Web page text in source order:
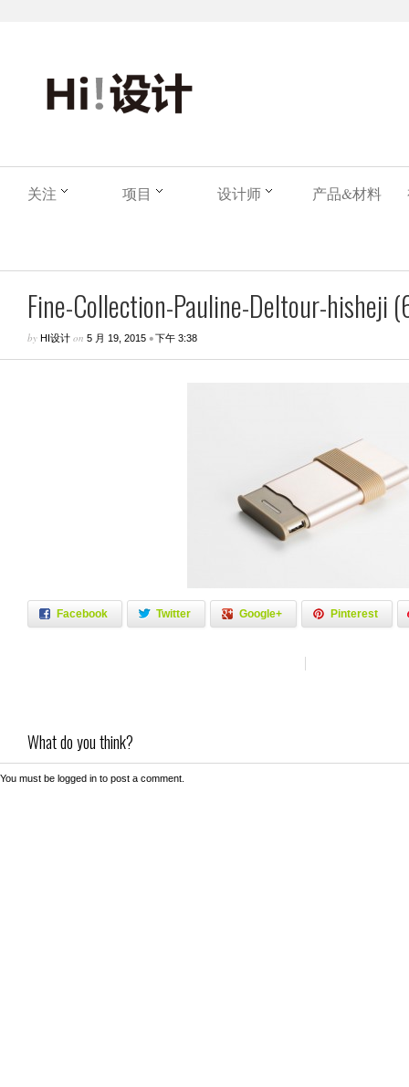
关注 项目 设计师 产品&材料
Fine-Collection-Pauline-Deltour-hisheji
by HI设计 on 5 月 19, 2015 •下午 3:38
Facebook Twitter Google+ Pinterest
What do you think?
You must be logged in to post a comment.